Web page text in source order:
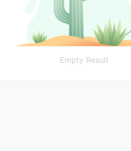
Empty Result